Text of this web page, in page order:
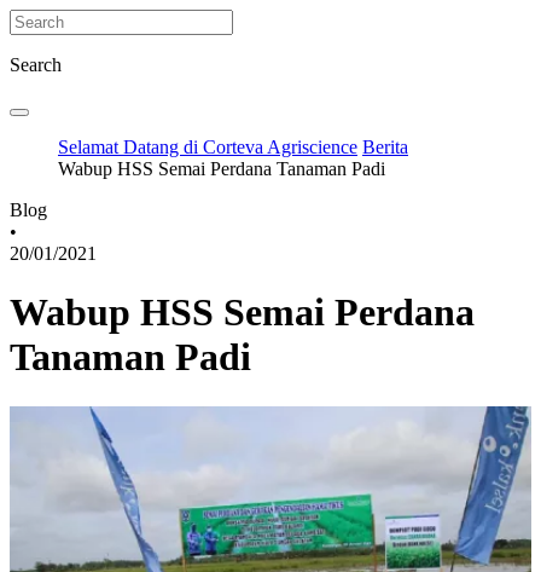
Search
Selamat Datang di Corteva Agriscience Berita
Wabup HSS Semai Perdana Tanaman Padi
Blog
•
20/01/2021
Wabup HSS Semai Perdana
Tanaman Padi